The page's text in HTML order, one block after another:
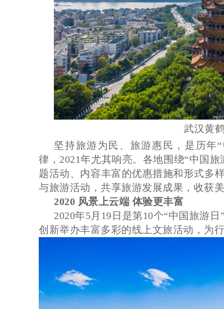
武汉黄
坚持旅游为民、旅游惠民，是历年
律，2021年尤其响亮。各地围绕“中国
题活动、内容丰富的优惠措施和形式多
与旅游活动，共享旅游发展成果，收获美
2020 风景上云端 体验更丰富
2020年5月19日是第10个“中国旅游
创新举办丰富多彩的线上文旅活动，为